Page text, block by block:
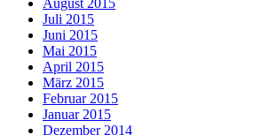
August 2015
Juli 2015
Juni 2015
Mai 2015
April 2015
März 2015
Februar 2015
Januar 2015
Dezember 2014